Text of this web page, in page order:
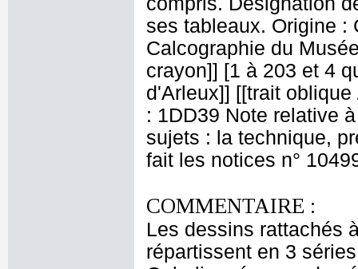
ses tableaux. Origine :
Calcographie du
crayon]] [1 à 203 et 4
d'Arleux]] [[trait
: 1DD39 Note relative
sujets : la technique,
fait les notices n°
COMMENTAIRE :
Les dessins rattachés
répartissent en 3